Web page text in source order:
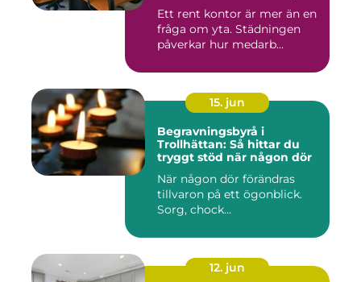
Ett rent kontor är mer än en
fråga om yta. Städningen
påverkar hur medarb...
15. jun
Begravningsbyrå i
Trollhättan: Så hittar du
tryggt stöd när någon dör
När någon dör förändras
tillvaron på ett ögonblick.
Sorg, chock...
12. jun